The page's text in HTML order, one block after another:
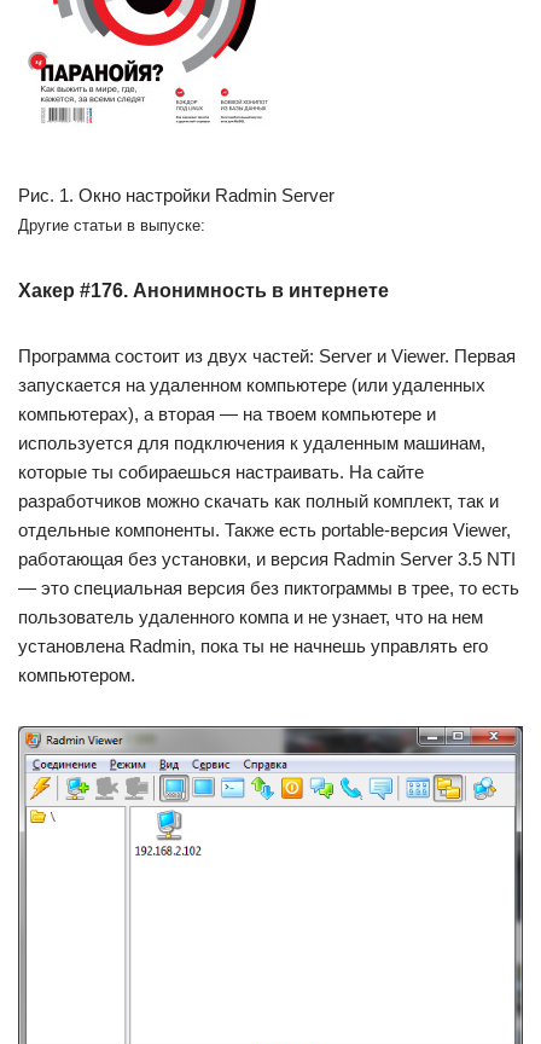
Рис. 1. Окно настройки Radmin Server
Другие статьи в выпуске:
Хакер #176. Анонимность в интернете
Программа состоит из двух частей: Server и Viewer. Первая
запускается на удаленном компьютере (или удаленных
компьютерах), а вторая — на твоем компьютере и
используется для подключения к удаленным машинам,
которые ты собираешься настраивать. На сайте
разработчиков можно скачать как полный комплект, так и
отдельные компоненты. Также есть portable-версия Viewer,
работающая без установки, и версия Radmin Server 3.5 NTI
— это специальная версия без пиктограммы в трее, то есть
пользователь удаленного компа и не узнает, что на нем
установлена Radmin, пока ты не начнешь управлять его
компьютером.